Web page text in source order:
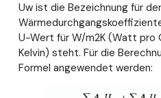
Uw ist die Bezeichnung für
U-Wert für W/m2K (Watt pro
Kelvin) steht. Für die
Formel angewendet werden: